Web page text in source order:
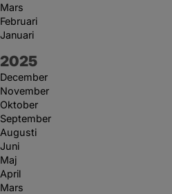
Mars
Februari
Januari
År:
2025
December
November
Oktober
September
Augusti
Juni
Maj
April
Mars